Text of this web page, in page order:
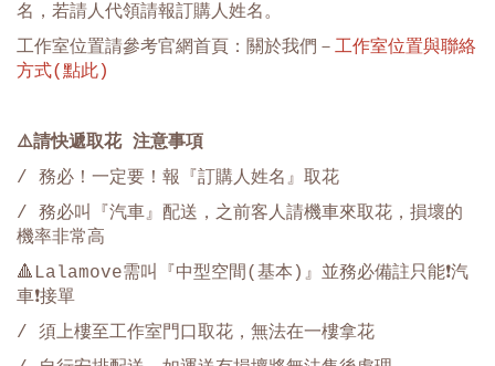
名，若請人代領請報訂購人姓名。
工作室位置請參考官網首頁：關於我們－ 工作室位置與聯絡
方式(點此)
⚠️請快遞取花 注意事項
/ 務必！一定要！報『訂購人姓名』取花
/ 務必叫『汽車』配送，之前客人請機車來取花，損壞的
機率非常高
🔺Lalamove需叫『中型空間(基本)』並務必備註只能❗️汽
車❗️接單
/ 須上樓至工作室門口取花，無法在一樓拿花